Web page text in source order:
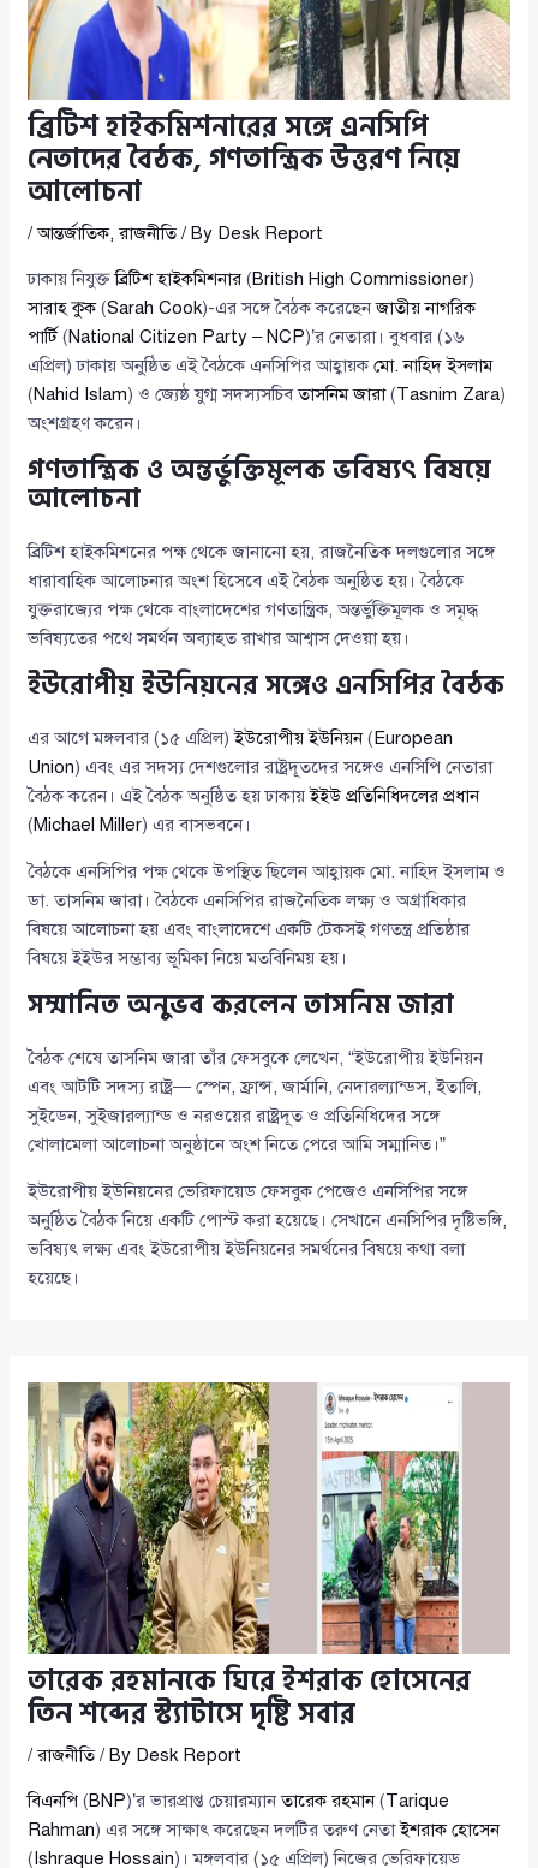
ব্রিটিশ হাইকমিশনারের সঙ্গে এনসিপি
নেতাদের বৈঠক, গণতান্ত্রিক উত্তরণ নিয়ে
আলোচনা
/আন্তর্জাতিক,রাজনীতি/ By Desk Report
ঢাকায় নিযুক্তব্রিটিশ হাইকমিশনার (British High Commissioner)
সারাহ কুক(Sarah Cook)-এর সঙ্গে বৈঠক করেছেনজাতীয় নাগরিক
পার্টি (National Citizen Party – NCP)’র নেতারা। বুধবার (১৬
এপ্রিল) ঢাকায় অনুষ্ঠিত এই বৈঠকে এনসিপির আহ্বায়কমো. নাহিদ ইসলাম
(Nahid Islam) ও জ্যেষ্ঠ যুগ্ম সদস্যসচিবতাসনিম জারা(Tasnim Zara)
অংশগ্রহণ করেন।
গণতান্ত্রিক ও অন্তর্ভুক্তিমূলক ভবিষ্যৎ বিষয়ে
আলোচনা
ব্রিটিশ হাইকমিশনের পক্ষ থেকে জানানো হয়, রাজনৈতিক দলগুলোর সঙ্গে
ধারাবাহিক আলোচনার অংশ হিসেবে এই বৈঠক অনুষ্ঠিত হয়। বৈঠকে
যুক্তরাজ্যের পক্ষ থেকে বাংলাদেশের গণতান্ত্রিক, অন্তর্ভুক্তিমূলক ও সমৃদ্ধ
ভবিষ্যতের পথে সমর্থন অব্যাহত রাখার আশ্বাস দেওয়া হয়।
ইউরোপীয় ইউনিয়নের সঙ্গেও এনসিপির বৈঠক
এর আগে মঙ্গলবার (১৫ এপ্রিল)ইউরোপীয় ইউনিয়ন(European
Union) এবং এর সদস্য দেশগুলোর রাষ্ট্রদূতদের সঙ্গেও এনসিপি নেতারা
বৈঠক করেন। এই বৈঠক অনুষ্ঠিত হয় ঢাকায়ইইউ প্রতিনিধিদলের প্রধান
(Michael Miller) এর বাসভবনে।
বৈঠকে এনসিপির পক্ষ থেকে উপস্থিত ছিলেন আহ্বায়ক মো. নাহিদ ইসলাম ও
ডা. তাসনিম জারা। বৈঠকে এনসিপির রাজনৈতিক লক্ষ্য ও অগ্রাধিকার
বিষয়ে আলোচনা হয় এবং বাংলাদেশে একটি টেকসই গণতন্ত্র প্রতিষ্ঠার
বিষয়ে ইইউর সম্ভাব্য ভূমিকা নিয়ে মতবিনিময় হয়।
সম্মানিত অনুভব করলেন তাসনিম জারা
বৈঠক শেষে তাসনিম জারা তাঁর ফেসবুকে লেখেন, “ইউরোপীয় ইউনিয়ন
এবং আটটি সদস্য রাষ্ট্র— স্পেন, ফ্রান্স, জার্মানি, নেদারল্যান্ডস, ইতালি,
সুইডেন, সুইজারল্যান্ড ও নরওয়ের রাষ্ট্রদূত ও প্রতিনিধিদের সঙ্গে
খোলামেলা আলোচনা অনুষ্ঠানে অংশ নিতে পেরে আমি সম্মানিত।”
ইউরোপীয় ইউনিয়নের ভেরিফায়েড ফেসবুক পেজেও এনসিপির সঙ্গে
অনুষ্ঠিত বৈঠক নিয়ে একটি পোস্ট করা হয়েছে। সেখানে এনসিপির দৃষ্টিভঙ্গি,
ভবিষ্যৎ লক্ষ্য এবং ইউরোপীয় ইউনিয়নের সমর্থনের বিষয়ে কথা বলা
হয়েছে।
তারেক রহমানকে ঘিরে ইশরাক হোসেনের
তিন শব্দের স্ট্যাটাসে দৃষ্টি সবার
/রাজনীতি/ By Desk Report
বিএনপি (BNP)’র ভারপ্রাপ্ত চেয়ারম্যানতারেক রহমান(Tarique
Rahman) এর সঙ্গে সাক্ষাৎ করেছেন দলটির তরুণ নেতাইশরাক হোসেন
(Ishraque Hossain)। মঙ্গলবার (১৫ এপ্রিল) নিজের ভেরিফায়েড